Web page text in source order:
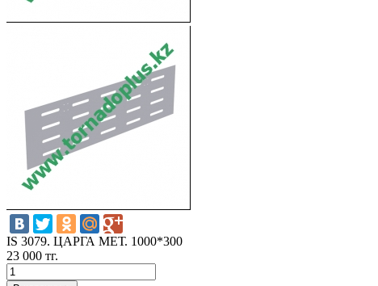
IS 3079. ЦАРГА МЕТ. 1000*300
23 000 тг.